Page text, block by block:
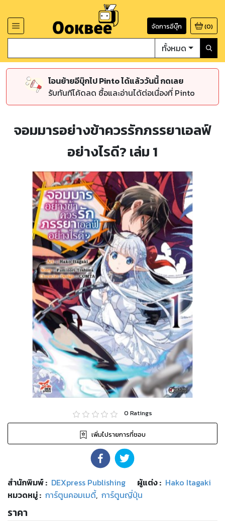
จัดการอีบุ๊ก (0)
ทั้งหมด
โอนย้ายอีบุ๊กไป Pinto ได้แล้ววันนี้ กดเลย
รับทันทีโค้ดลด ซื้อและอ่านได้ต่อเนื่องที่ Pinto
จอมมารอย่างข้าควรรักภรรยาเอลฟ์
อย่างไรดี? เล่ม 1
0 Ratings
เพิ่มไปรายการที่ชอบ
สำนักพิมพ์: DEXpress Publishing ผู้แต่ง : Hako Itagaki
หมวดหมู่: การ์ตูนคอมเมดี้, การ์ตูนญี่ปุ่น
ราคา